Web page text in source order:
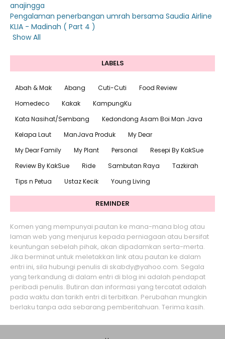
anajingga
Pengalaman penerbangan umrah bersama Saudia Airline
KLIA - Madinah ( Part 4 )
Show All
LABELS
Abah & Mak Abang Cuti-Cuti
Food Review
Homedeco
Kakak
KampungKu
Kata Nasihat/Sembang
Kedondong Asam Boi Man Java
Kelapa Laut
ManJava Produk
My Dear
My Dear Family
My Plant Personal
Resepi By KakSue
Review By KakSue
Ride Sambutan Raya
Tazkirah
Tips n Petua
Ustaz Kecik Young Living
REMINDER
Komen yang mempunyai pautan ke mana-mana blog atau
laman web yang menjurus kepada perniagaan atau bersifat
keuntungan sebelah pihak, akan dipadamkan serta-merta.
Jika berminat untuk meletakkan link atau pautan ke dalam
entri ini, sila hubungi penulis di skabdy@yahoo.com. Segala
yang terkandung di dalam entri di blog ini adalah pendapat
peribadi penulis. Butiran dan informasi yang tercatat adalah
pada waktu dan tarikh entri di terbitkan. Perubahan mungkin
berlaku tanpa ada sebarang pemberitahuan. Terima kasih.